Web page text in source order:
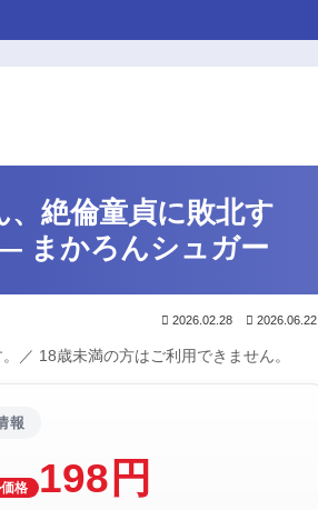
絶倫童貞に敗北す
まかろんシュガー
2026.02.28 2026.06.22
／ 18歳未満の方はご利用できません。
報
格 198円